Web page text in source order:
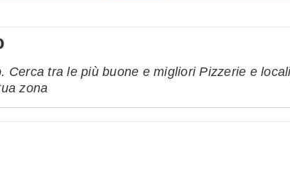
Cerca tra le più buone e migliori Pizzerie e
zona